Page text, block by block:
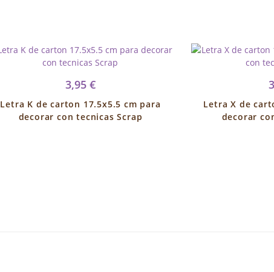
3,95 €
Letra K de carton 17.5x5.5 cm para
decorar con tecnicas Scrap
Letra X de
decorar